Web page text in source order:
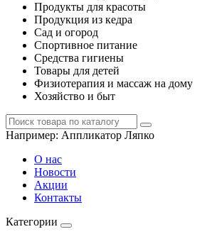
Продукты для красоты
Продукция из кедра
Сад и огород
Спортивное питание
Средства гигиены
Товары для детей
Физиотерапия и массаж на дому
Хозяйство и быт
Например: Аппликатор Ляпко
О нас
Новости
Акции
Контакты
Категории